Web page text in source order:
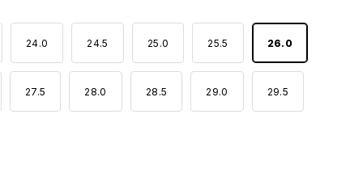
24.0 24.5 25.0 25.5 26.0
27.5 28.0 28.5 29.0 29.5